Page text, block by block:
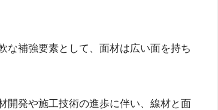
補強要素として、面材は広い面を持ち
開発や施工技術の進歩に伴い、線材と面